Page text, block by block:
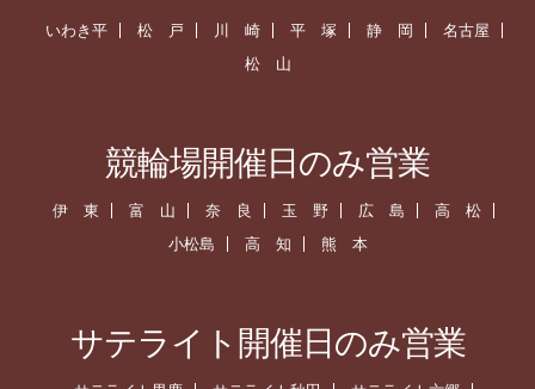
いわき平 松 戸 川 崎 平 塚 静 岡
名古屋
松 山
競輪場開催日のみ営業
伊 東 富 山 奈 良 玉 野 広 島
高 松
小松島
高 知 熊 本
サテライト開催日のみ営業